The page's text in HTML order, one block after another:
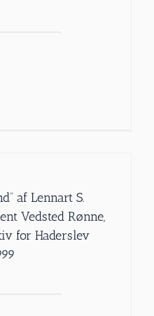
af Lennart S.
Vedsted Rønne,
for Haderslev